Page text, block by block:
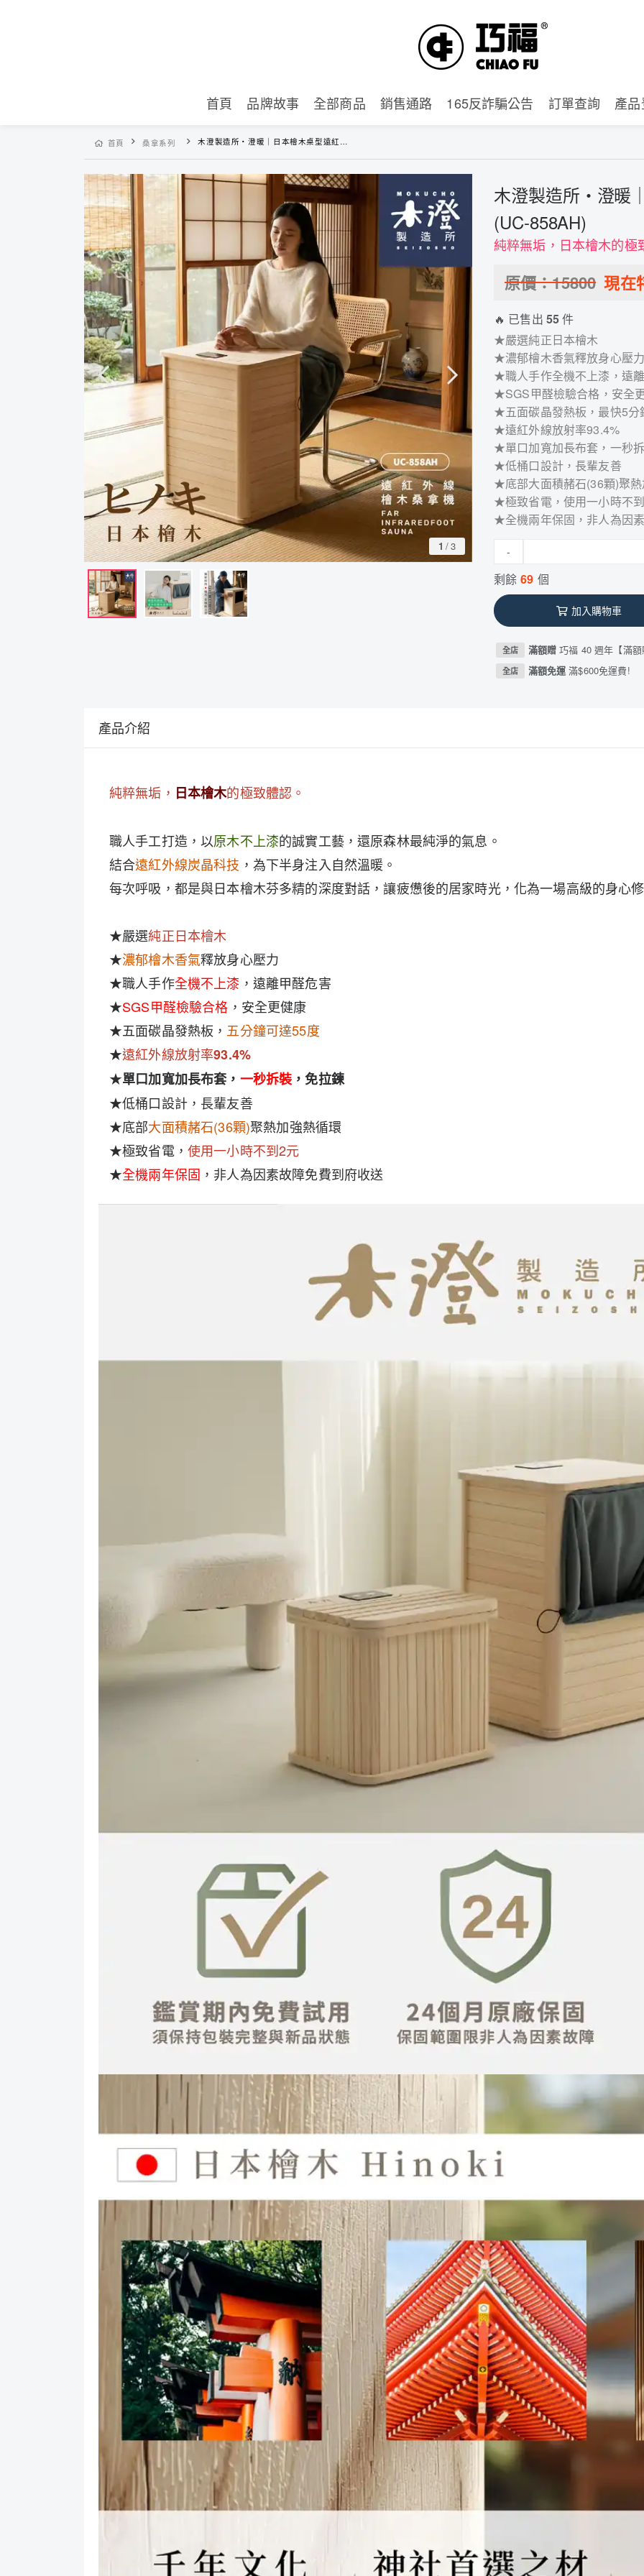
首頁 品牌故事 全部商品 銷售通路 165反詐騙公告 訂單查詢 產
首頁 桑拿系列 木澄製造所・澄暖｜日本檜木桌型遠紅外線桑拿機 (UC-858AH)
1 /3
木澄製造所・澄暖
(UC-858AH)
純粹無垢，日本檜木的極
原價：15800 現在
🔥 已售出 55件
★嚴選純正日本檜木
★濃郁檜木香氣釋放身心壓力
★職人手作全機不上漆，遠
★SGS甲醛檢驗合格，安全
★五面碳晶發熱板，最快5分
★遠紅外線放射率93.4%
★單口加寬加長布套，一秒
★低桶口設計，長輩友善
★底部大面積赭石(36顆)聚
★極致省電，使用一小時不
★全機兩年保固，非人為因
-
剩餘 69 個
加入購物車
全店 滿額贈巧福 40 週年【滿額
全店 滿額免運滿$600免運費!
產品介紹
純粹無垢， 日本檜木的極致體認。
職人手工打造，以原木不上漆的誠實工藝，還原森林最純淨的氣息。
結合遠紅外線炭晶科技 ，為下半身注入自然溫暖。
每次呼吸，都是與日本檜木芬多精的深度對話，讓疲憊後的居家時光，化為一場高級的身心
★嚴選純正日本檜木
★濃郁檜木香氣釋放身心壓力
★職人手作全機不上漆 ，遠離甲醛危害
★SGS甲醛檢驗合格 ，安全更健康
★五面碳晶發熱板， 五分鐘可達55度
★遠紅外線放射率93.4%
★單口加寬加長布套， 一秒拆裝，免拉鍊
★低桶口設計，長輩友善
★底部大面積赭石(36顆)聚熱加強熱循環
★極致省電， 使用一小時不到2元
★全機兩年保固 ，非人為因素故障免費到府收送